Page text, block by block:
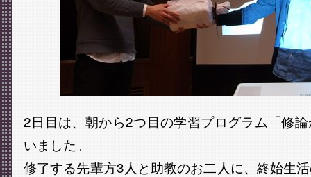
2日目は、朝から2つ目の学習プログラム「修
いました。
修了する先輩方3人と助教のお二人に、終始生